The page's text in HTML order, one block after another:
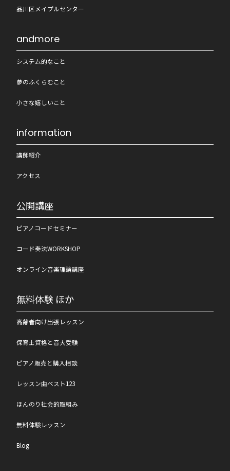
品川区メイプルセンター
andmore
システム的なこと
夢のふくらむこと
小さな嬉しいこと
information
講師紹介
アクセス
公開講座
ピアノコードセミナー
コード奏法WORKSHOP
オンライン音楽理論講座
無料体験 ほか
高齢者向け出張レッスン
保育士資格と音大受験
ピアノ販売と購入相談
レッスン曲ベスト123
ほんのり社会的取組み
無料体験レッスン
Blog